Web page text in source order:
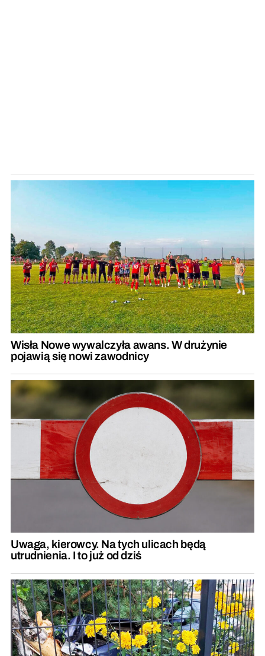
Wisła Nowe wywalczyła awans. W drużynie
pojawią się nowi zawodnicy
Uwaga, kierowcy. Na tych ulicach będą
utrudnienia. I to już od dziś